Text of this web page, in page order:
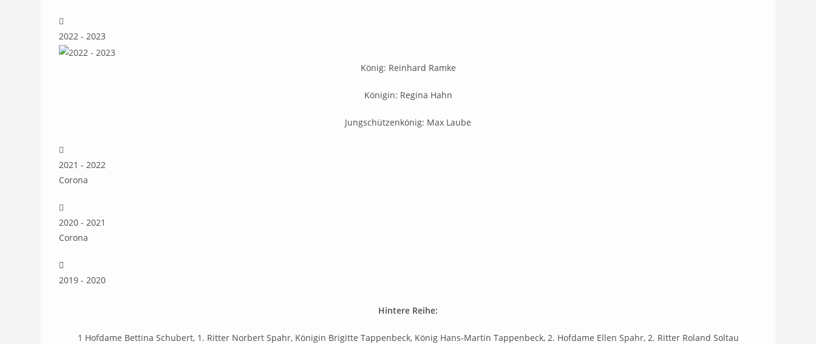
2022 - 2023
König: Reinhard Ramke
Königin: Regina Hahn
Jungschützenkönig: Max Laube
2021 - 2022
Corona
2020 - 2021
Corona
2019 - 2020
Hintere Reihe:
1 Hofdame Bettina Schubert, 1. Ritter Norbert Spahr, Königin Brigitte Tappenbeck, König Hans-Martin Tappenbeck, 2. Hofdame Ellen Spahr, 2. Ritter Roland Soltau